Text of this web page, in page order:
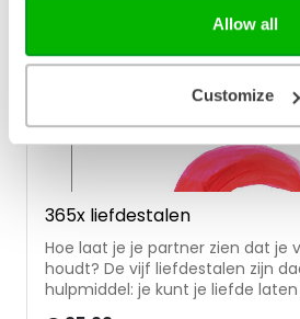
Allow all
Customize
365x liefdestalen
Hoe laat je je partner zien dat je
houdt? De vijf liefdestalen zijn
hulpmiddel: je kunt je liefde